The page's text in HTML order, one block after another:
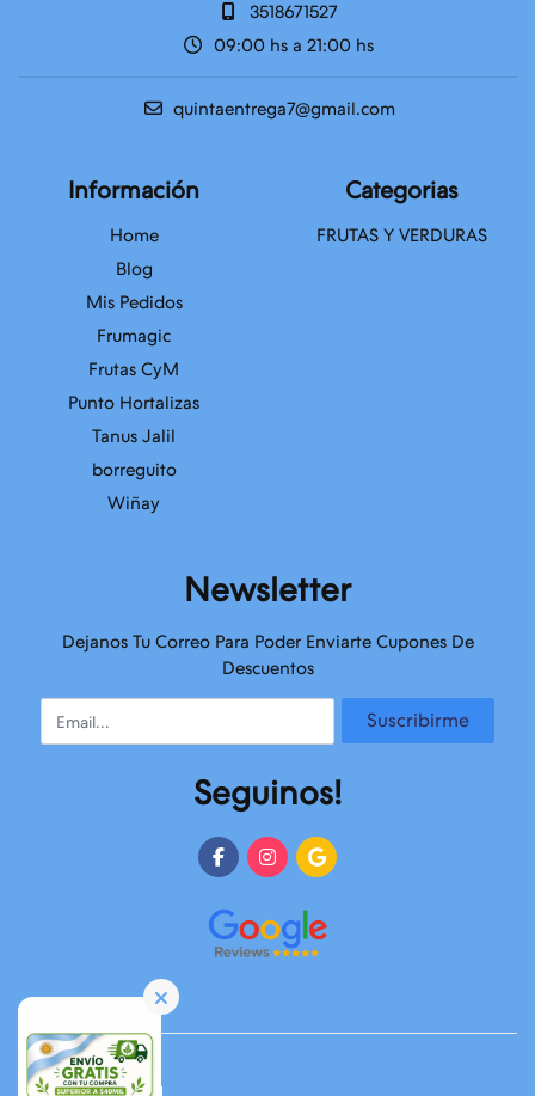
3518671527
09:00 hs a 21:00 hs
quintaentrega7@gmail.com
Información
Home
Blog
Mis Pedidos
Frumagic
Frutas CyM
Punto Hortalizas
Tanus Jalil
borreguito
Wiñay
Categorias
FRUTAS Y VERDURAS
Newsletter
Dejanos Tu Correo Para Poder Enviarte Cupones De
Descuentos
Email Suscribirme
Seguinos!